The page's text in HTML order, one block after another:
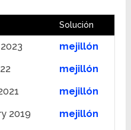
Solución
mejillón
mejillón
mejillón
2019
mejillón